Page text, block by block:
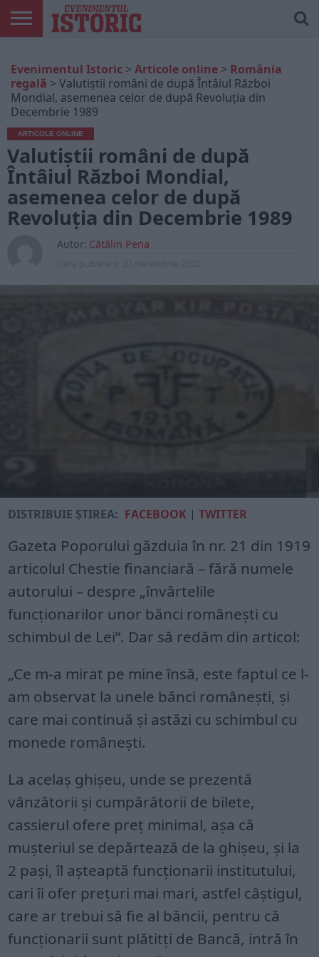
ONLINE
EDIȚII
TIPĂRITE
ISTORIC
PLAY
CONTUL
MEU
Evenimentul Istoric > Articole online > România
regală > Valutiștii români de după Întâiul Război
Mondial, asemenea celor de după Revoluția din
Decembrie 1989
ARTICOLE ONLINE
Valutiștii români de după
Întâiul Război Mondial,
asemenea celor de după
Revoluția din Decembrie 1989
Autor: Cătălin Pena
DISTRIBUIE ȘTIREA: FACEBOOK |TWITTER
Gazeta Poporului găzduia în nr. 21 din 1919
articolul Chestie financiară – fără numele
autorului – despre „învârtelile
funcţionarilor unor bănci româneşti cu
schimbul de Lei”. Dar să redăm din articol:
„Ce m-a mirat pe mine însă, este faptul ce l-
am observat la unele bănci româneşti, şi
care mai continuă şi astăzi cu schimbul cu
monede româneşti.
La acelaş ghişeu, unde se prezentă
vânzătorii şi cumpărătorii de bilete,
cassierul ofere preţ minimal, aşa că
muşteriul se depărtează de la ghişeu, şi la
2 paşi, îl aşteaptă funcţionarii institutului,
cari îi ofer preţuri mai mari, astfel câştigul,
care ar trebui să fie al băncii, pentru că
funcţionarii sunt plătitţi de Bancă, intră în